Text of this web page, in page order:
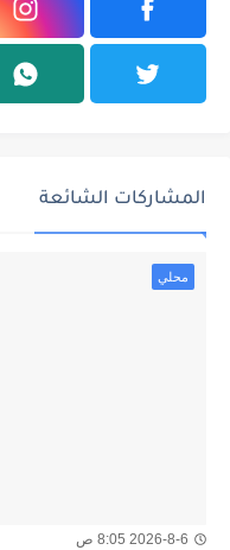
المشاركات الشائعة
محلي
2026-8-6 8:05 ص